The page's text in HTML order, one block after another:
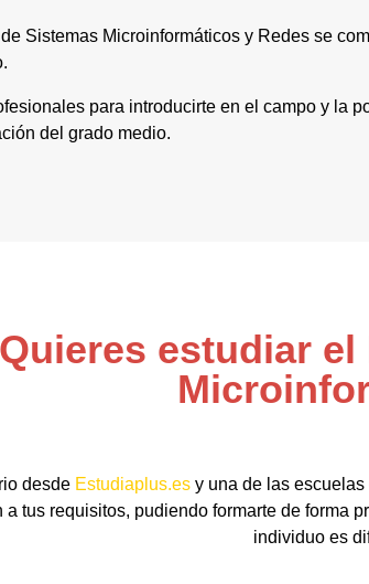
Sistemas Microinformáticos y Redes se
para introducirte en el campo y la
del grado medio.
estudiar
desde Estudiaplus.esy una de las escuelas
a tus requisitos, pudiendo formarte de forma
individuo es